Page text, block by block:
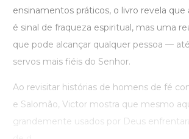
ensinamentos práticos, o livro revela que
é sinal de fraqueza espiritual, mas uma
que pode alcançar qualquer pessoa —
servos mais fiéis do Senhor.
Ao revisitar histórias de homens de fé
e Salomão, Victor mostra que mesmo
grandemente usados por Deus